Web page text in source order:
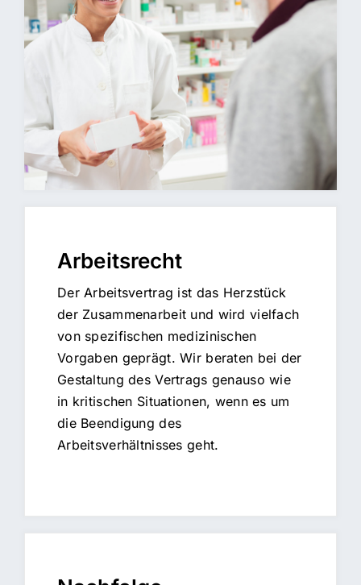
Arbeitsrecht
Der Arbeitsvertrag ist das Herzstück
der Zusammenarbeit und wird vielfach
von spezifischen medizinischen
Vorgaben geprägt. Wir beraten bei der
Gestaltung des Vertrags genauso wie
in kritischen Situationen, wenn es um
die Beendigung des
Arbeitsverhältnisses geht.